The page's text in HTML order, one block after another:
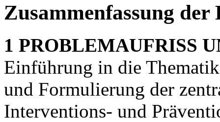
Zusammenfassung der
1 PROBLEMAUFRISS
Einführung in die
und Formulierung der
Interventions- und